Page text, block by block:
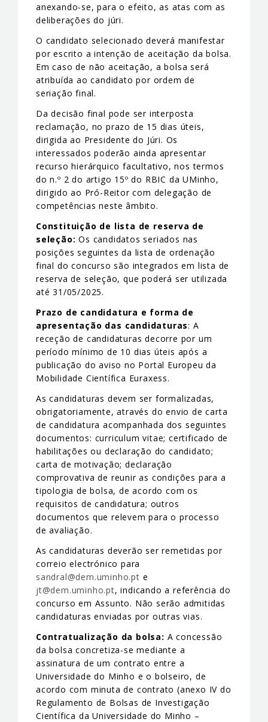
anexando-se, para o efeito, as atas com as
deliberações do júri.
O candidato selecionado deverá manifestar
por escrito a intenção de aceitação da bolsa.
Em caso de não aceitação, a bolsa será
atribuída ao candidato por ordem de
seriação final.
Da decisão final pode ser interposta
reclamação, no prazo de 15 dias úteis,
dirigida ao Presidente do Júri. Os
interessados poderão ainda apresentar
recurso hierárquico facultativo, nos termos
do n.º 2 do artigo 15º do RBIC da UMinho,
dirigido ao Pró-Reitor com delegação de
competências neste âmbito.
Constituição de lista de reserva de
seleção:Os candidatos seriados nas
posições seguintes da lista de ordenação
final do concurso são integrados em lista de
reserva de seleção, que poderá ser utilizada
até 31/05/2025.
Prazo de candidatura e forma de
apresentação das candidaturas: A
receção de candidaturas decorre por um
período mínimo de 10 dias úteis após a
publicação do aviso no Portal Europeu da
Mobilidade Científica Euraxess.
As candidaturas devem ser formalizadas,
obrigatoriamente, através do envio de carta
de candidatura acompanhada dos seguintes
documentos: curriculum vitae; certificado de
habilitações ou declaração do candidato;
carta de motivação; declaração
comprovativa de reunir as condições para a
tipologia de bolsa, de acordo com os
requisitos de candidatura; outros
documentos que relevem para o processo
de avaliação.
As candidaturas deverão ser remetidas por
correio electrónico para
sandral@dem.uminho.pt e
jt@dem.uminho.pt, indicando a referência do
concurso em Assunto. Não serão admitidas
candidaturas enviadas por outras vias.
Contratualização da bolsa: A concessão
da bolsa concretiza-se mediante a
assinatura de um contrato entre a
Universidade do Minho e o bolseiro, de
acordo com minuta de contrato (anexo IV do
Regulamento de Bolsas de Investigação
Científica da Universidade do Minho –